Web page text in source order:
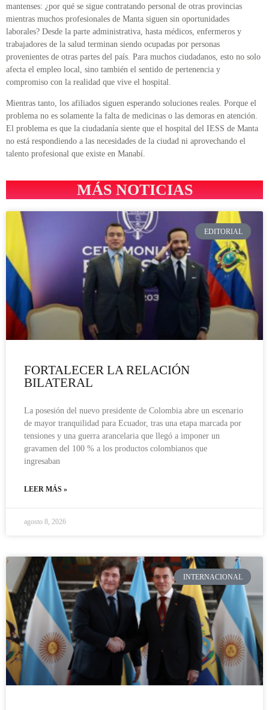
mantenses: ¿por qué se sigue contratando personal de otras provincias
mientras muchos profesionales de Manta siguen sin oportunidades
laborales? Desde la parte administrativa, hasta médicos, enfermeros y
trabajadores de la salud terminan siendo ocupadas por personas
provenientes de otras partes del país. Para muchos ciudadanos, esto no solo
afecta el empleo local, sino también el sentido de pertenencia y
compromiso con la realidad que vive el hospital.
Mientras tanto, los afiliados siguen esperando soluciones reales. Porque el
problema no es solamente la falta de medicinas o las demoras en atención.
El problema es que la ciudadanía siente que el hospital del IESS de Manta
no está respondiendo a las necesidades de la ciudad ni aprovechando el
talento profesional que existe en Manabí.
MÁS NOTICIAS
EDITORIAL
FORTALECER LA RELACIÓN
BILATERAL
La posesión del nuevo presidente de Colombia abre un escenario
de mayor tranquilidad para Ecuador, tras una etapa marcada por
tensiones y una guerra arancelaria que llegó a imponer un
gravamen del 100 % a los productos colombianos que
ingresaban
LEER MÁS »
agosto 8, 2026
INTERNACIONAL